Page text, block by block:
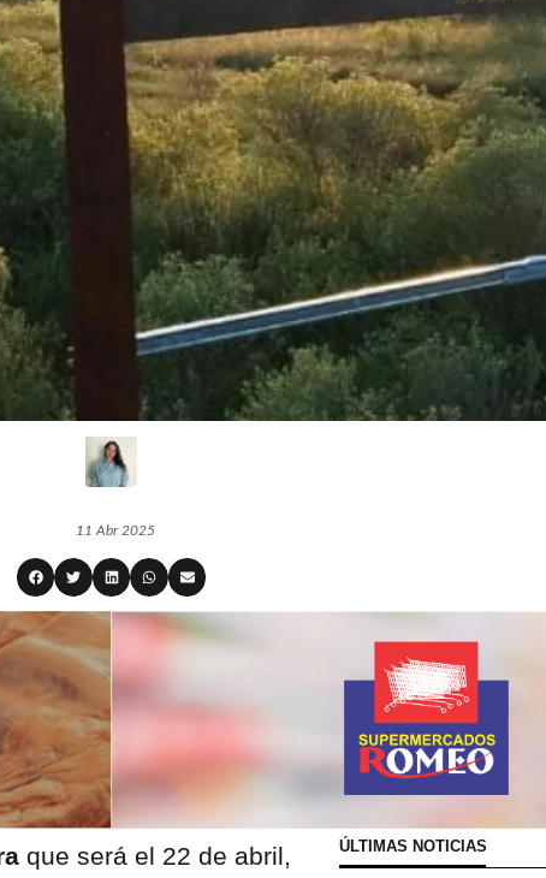
11 Abr 2025
que será el 22 de abril,
ÚLTIMAS NOTICIAS